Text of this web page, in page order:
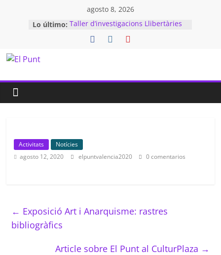
agosto 8, 2026
Lo último: Taller d’investigacions Llibertàries
al Cabanyal
18 de juny: Nova sessió del Grup
educativa
(TIL) d’El Punt visita la Biblioteca
València
Activitats
Notícies
agosto 12, 2020
elpuntvalencia2020 0 comentarios
← Exposició Art i Anarquisme: rastres
bibliogràfics
Article sobre El Punt al CulturPlaza →